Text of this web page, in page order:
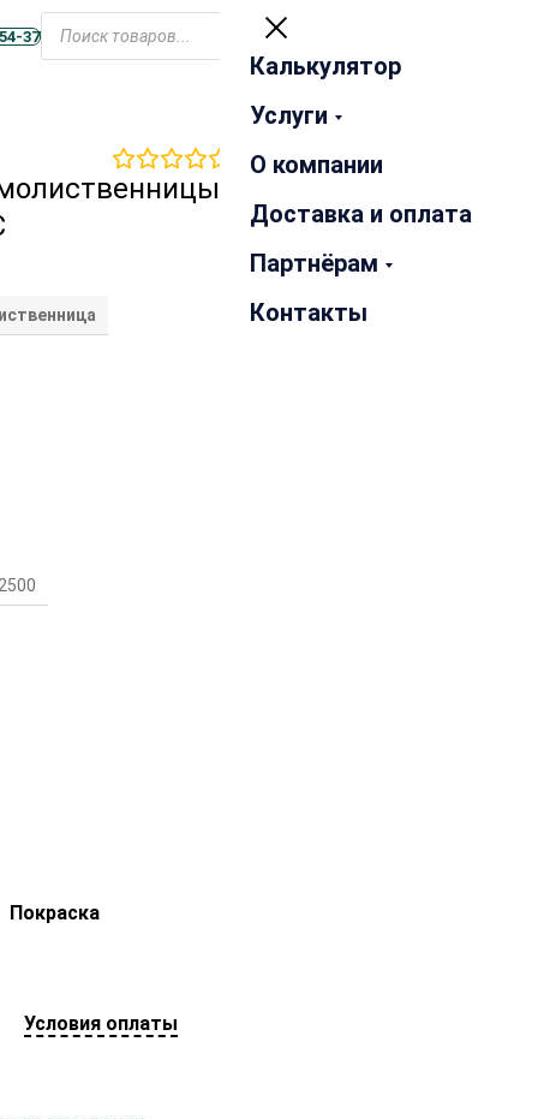
37
Закрыть
Калькулятор
Услуги
О компании
Доставка и оплата
Партнёрам
Контакты
отзывов
2500
Покраска
Условия оплаты